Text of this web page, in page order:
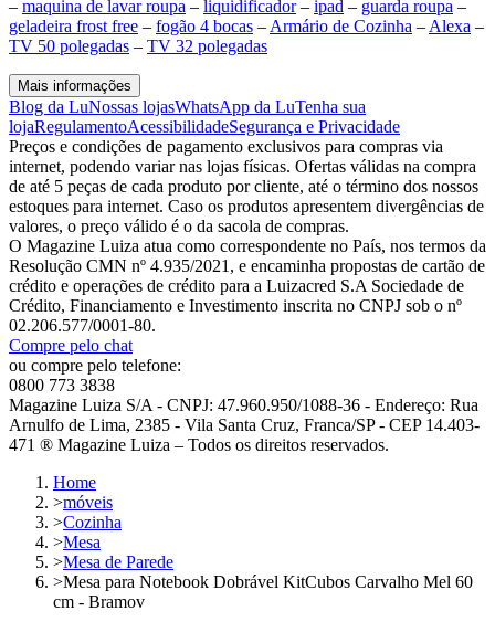
– maquina de lavar roupa – liquidificador– ipad – guarda roupa –
geladeira frost free – fogão 4 bocas – Armário de Cozinha – Alexa –
TV 50 polegadas – TV 32 polegadas
Mais informações
Blog da LuNossas lojasWhatsApp da LuTenha sua
lojaRegulamentoAcessibilidadeSegurança e Privacidade
Preços e condições de pagamento exclusivos para compras via
internet, podendo variar nas lojas físicas. Ofertas válidas na compra
de até 5 peças de cada produto por cliente, até o término dos nossos
estoques para internet. Caso os produtos apresentem divergências de
valores, o preço válido é o da sacola de compras.
O Magazine Luiza atua como correspondente no País, nos termos da
Resolução CMN nº 4.935/2021, e encaminha propostas de cartão de
crédito e operações de crédito para a Luizacred S.A Sociedade de
Crédito, Financiamento e Investimento inscrita no CNPJ sob o nº
02.206.577/0001-80.
Compre pelo chat
ou compre pelo telefone:
0800 773 3838
Magazine Luiza S/A - CNPJ: 47.960.950/1088-36 - Endereço: Rua
Arnulfo de Lima, 2385 - Vila Santa Cruz, Franca/SP - CEP 14.403-
471 ® Magazine Luiza – Todos os direitos reservados.
Home
>móveis
>Cozinha
>Mesa
>Mesa de Parede
>Mesa para Notebook Dobrável KitCubos Carvalho Mel 60
cm - Bramov